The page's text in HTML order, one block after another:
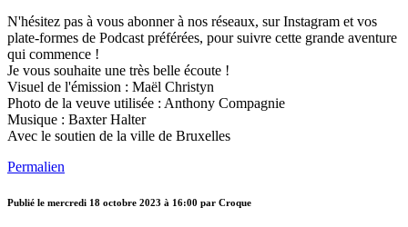
N'hésitez pas à vous abonner à nos réseaux, sur Instagram et vos
plate-formes de Podcast préférées, pour suivre cette grande aventure
qui commence !
Je vous souhaite une très belle écoute !
Visuel de l'émission : Maël Christyn
Photo de la veuve utilisée : Anthony Compagnie
Musique : Baxter Halter
Avec le soutien de la ville de Bruxelles
Permalien
Publié le mercredi 18 octobre 2023 à 16:00 par Croque